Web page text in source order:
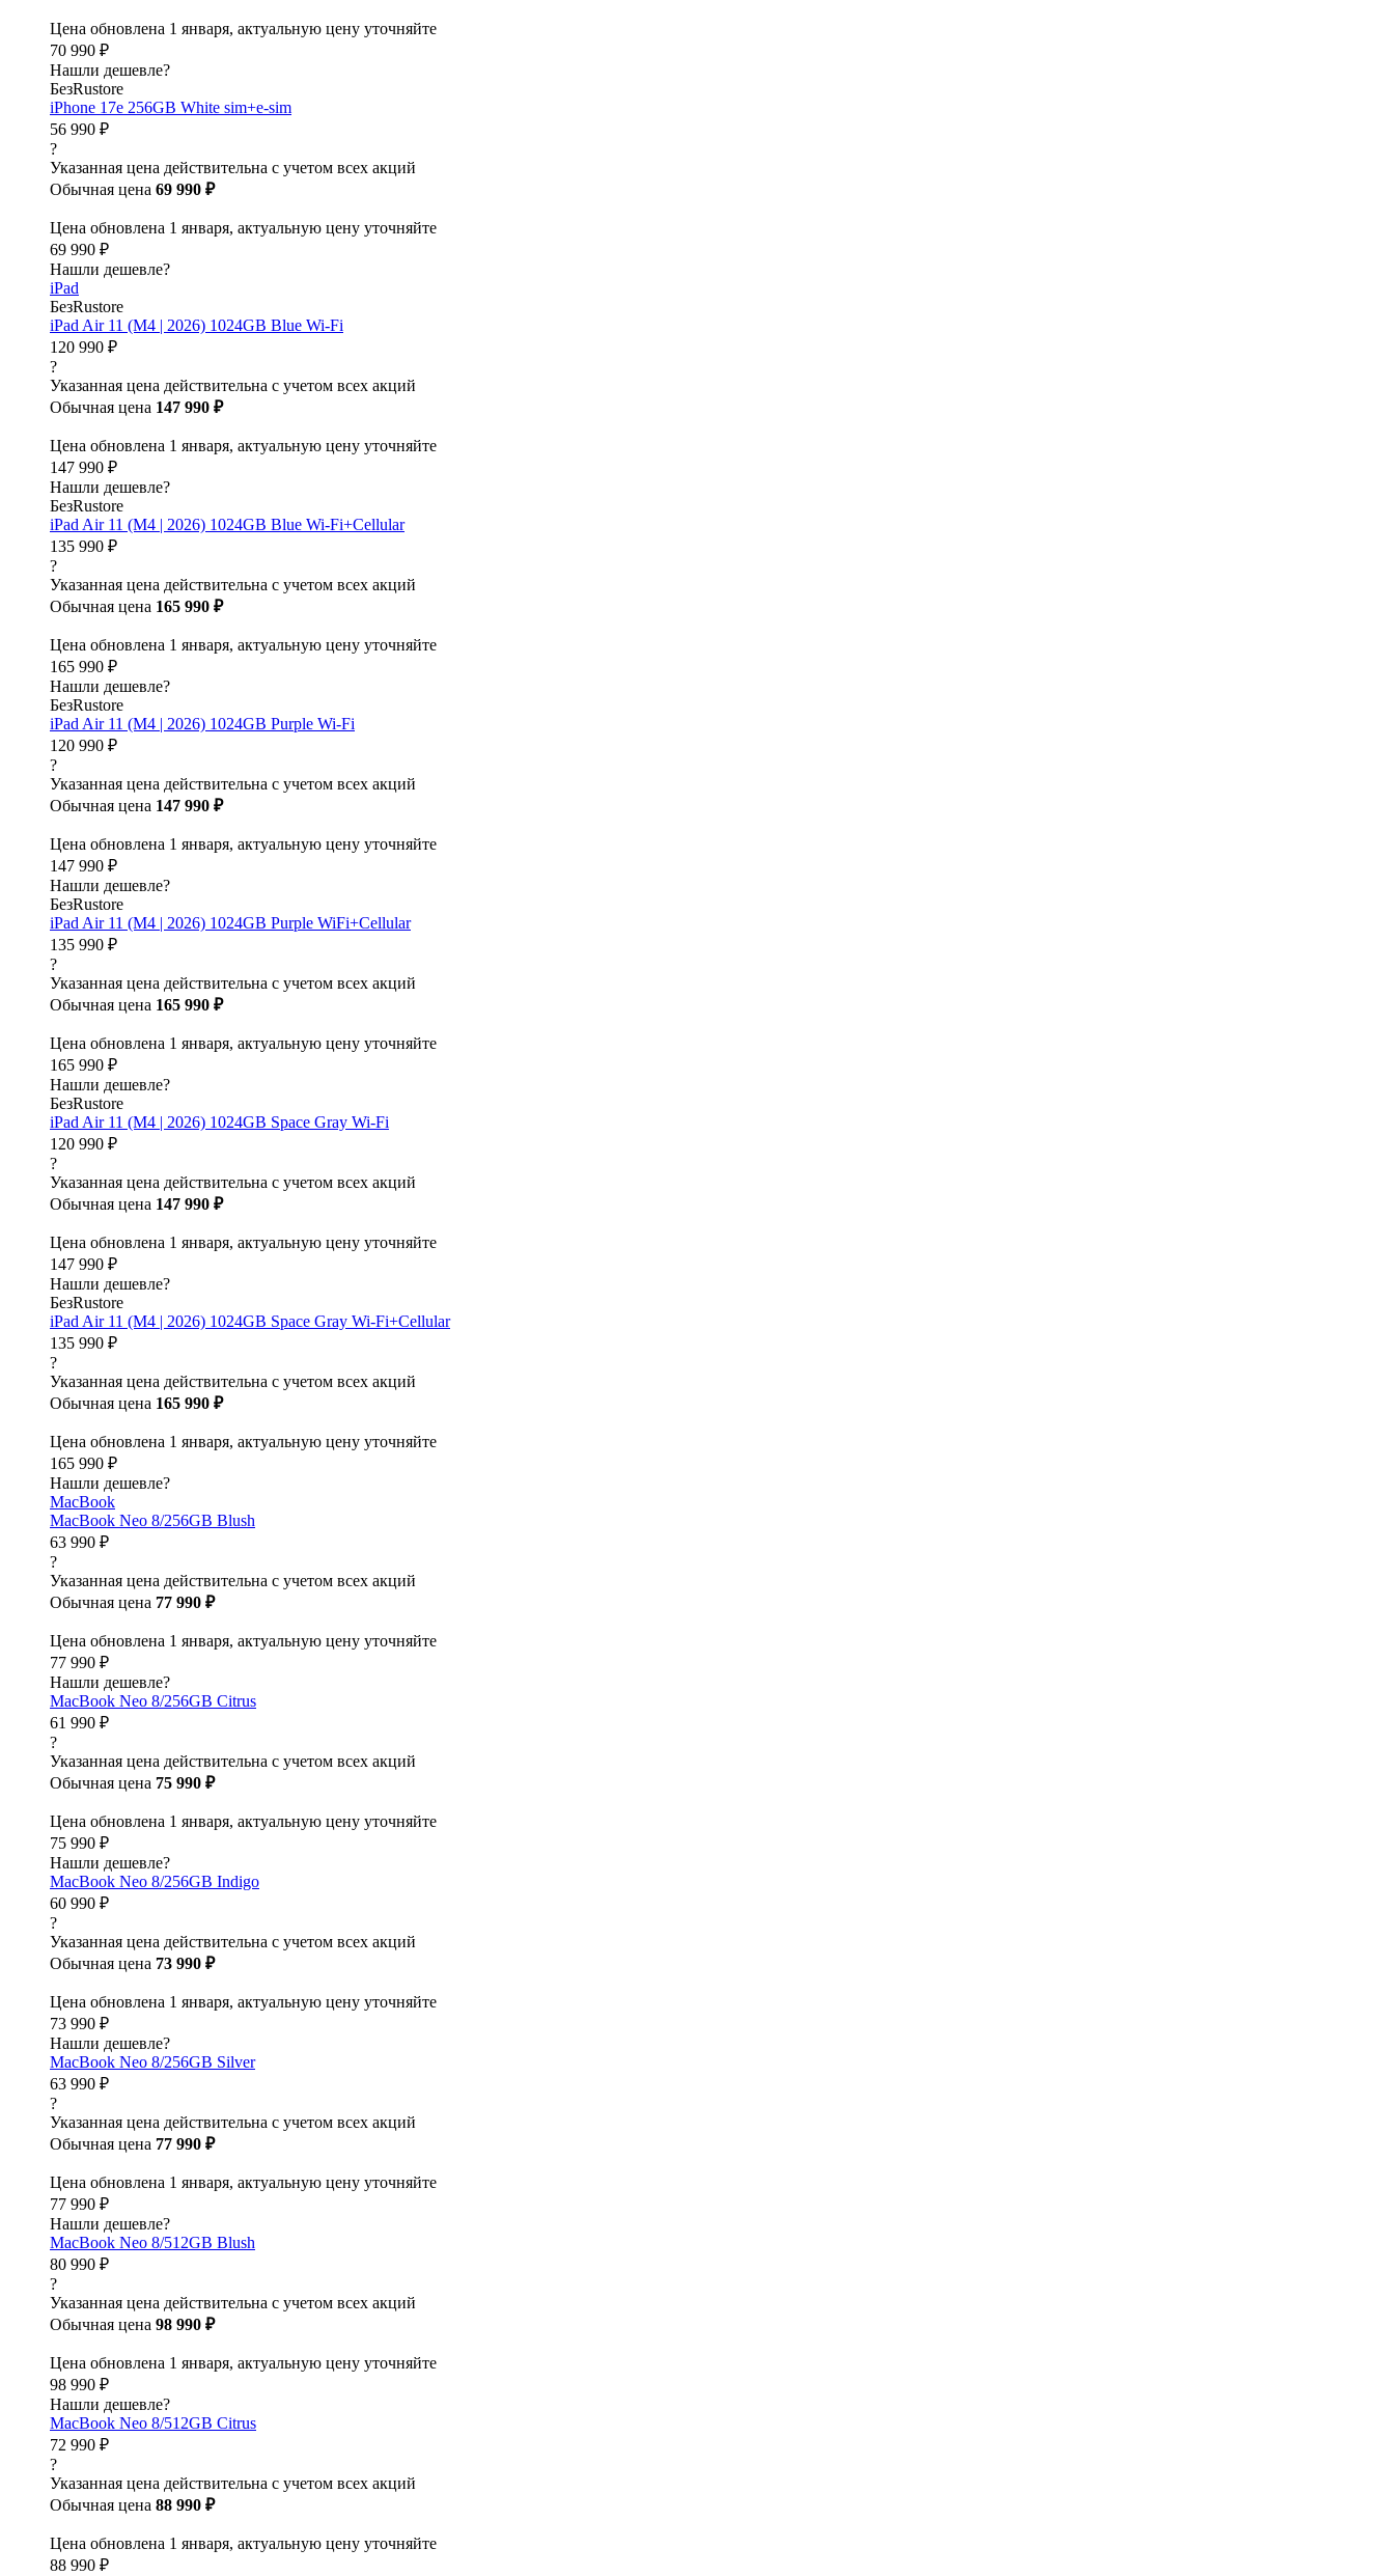
Цена обновлена 1 января, актуальную цену уточняйте
70 990 ₽
Нашли дешевле?
БезRustore
iPhone 17e 256GB White sim+e-sim
56 990 ₽
?
Указанная цена действительна с учетом всех акций
Обычная цена 69 990 ₽
Цена обновлена 1 января, актуальную цену уточняйте
69 990 ₽
Нашли дешевле?
iPad
БезRustore
iPad Air 11 (M4 | 2026) 1024GB Blue Wi-Fi
120 990 ₽
?
Указанная цена действительна с учетом всех акций
Обычная цена 147 990 ₽
Цена обновлена 1 января, актуальную цену уточняйте
147 990 ₽
Нашли дешевле?
БезRustore
iPad Air 11 (M4 | 2026) 1024GB Blue Wi-Fi+Cellular
135 990 ₽
?
Указанная цена действительна с учетом всех акций
Обычная цена 165 990 ₽
Цена обновлена 1 января, актуальную цену уточняйте
165 990 ₽
Нашли дешевле?
БезRustore
iPad Air 11 (M4 | 2026) 1024GB Purple Wi-Fi
120 990 ₽
?
Указанная цена действительна с учетом всех акций
Обычная цена 147 990 ₽
Цена обновлена 1 января, актуальную цену уточняйте
147 990 ₽
Нашли дешевле?
БезRustore
iPad Air 11 (M4 | 2026) 1024GB Purple WiFi+Cellular
135 990 ₽
?
Указанная цена действительна с учетом всех акций
Обычная цена 165 990 ₽
Цена обновлена 1 января, актуальную цену уточняйте
165 990 ₽
Нашли дешевле?
БезRustore
iPad Air 11 (M4 | 2026) 1024GB Space Gray Wi-Fi
120 990 ₽
?
Указанная цена действительна с учетом всех акций
Обычная цена 147 990 ₽
Цена обновлена 1 января, актуальную цену уточняйте
147 990 ₽
Нашли дешевле?
БезRustore
iPad Air 11 (M4 | 2026) 1024GB Space Gray Wi-Fi+Cellular
135 990 ₽
?
Указанная цена действительна с учетом всех акций
Обычная цена 165 990 ₽
Цена обновлена 1 января, актуальную цену уточняйте
165 990 ₽
Нашли дешевле?
MacBook
MacBook Neo 8/256GB Blush
63 990 ₽
?
Указанная цена действительна с учетом всех акций
Обычная цена 77 990 ₽
Цена обновлена 1 января, актуальную цену уточняйте
77 990 ₽
Нашли дешевле?
MacBook Neo 8/256GB Citrus
61 990 ₽
?
Указанная цена действительна с учетом всех акций
Обычная цена 75 990 ₽
Цена обновлена 1 января, актуальную цену уточняйте
75 990 ₽
Нашли дешевле?
MacBook Neo 8/256GB Indigo
60 990 ₽
?
Указанная цена действительна с учетом всех акций
Обычная цена 73 990 ₽
Цена обновлена 1 января, актуальную цену уточняйте
73 990 ₽
Нашли дешевле?
MacBook Neo 8/256GB Silver
63 990 ₽
?
Указанная цена действительна с учетом всех акций
Обычная цена 77 990 ₽
Цена обновлена 1 января, актуальную цену уточняйте
77 990 ₽
Нашли дешевле?
MacBook Neo 8/512GB Blush
80 990 ₽
?
Указанная цена действительна с учетом всех акций
Обычная цена 98 990 ₽
Цена обновлена 1 января, актуальную цену уточняйте
98 990 ₽
Нашли дешевле?
MacBook Neo 8/512GB Citrus
72 990 ₽
?
Указанная цена действительна с учетом всех акций
Обычная цена 88 990 ₽
Цена обновлена 1 января, актуальную цену уточняйте
88 990 ₽